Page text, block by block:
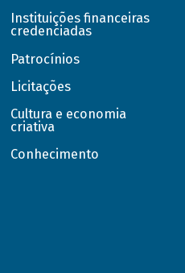
Instituições financeiras
credenciadas
Patrocínios
Licitações
Cultura e economia
criativa
Conhecimento